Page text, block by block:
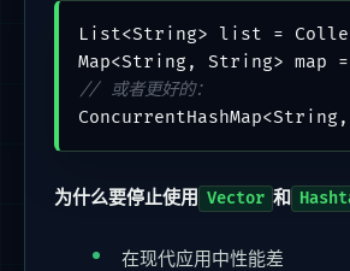
List<String> list =
Map<String, String> map
// 或者更好的：
为什么要停止使用 Vector 和
在现代应用中性能差